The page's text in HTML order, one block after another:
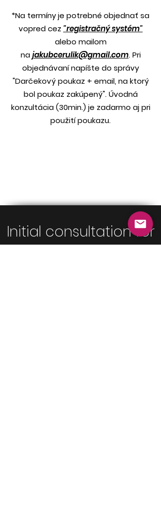
*Na termíny je potrebné objednať sa
vopred cez "registračný systém"
alebo mailom
najakubcerulik@gmail.com. Pri
objednávaní napíšte do správy
"Darčekový poukaz + email, na ktorý
bol poukaz zakúpený". Úvodná
konzultácia (30min.) je zadarmo aj pri
použití poukazu.
Initial consultation for